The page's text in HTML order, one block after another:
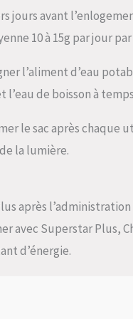
jours avant
10 à 15g par jour
l’aliment d’eau
l’eau de boisson à
le sac après chaque
la lumière.
après
avec Superstar Plus,
d’énergie.